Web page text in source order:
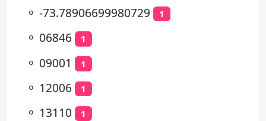
⚬ -73.78906699980729 1
⚬ 06846 1
⚬ 09001 1
⚬ 12006 1
⚬ 13110 1